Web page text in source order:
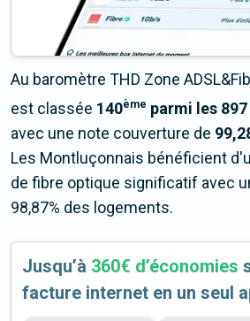
Au baromètre THD Zone
est classée 140ème parmi les
avec une note couverture de
Les Montluçonnais bénéficient
de fibre optique significatif avec
98,87% des logements.
Jusqu’à 360€ d’économies
facture internet en un seul